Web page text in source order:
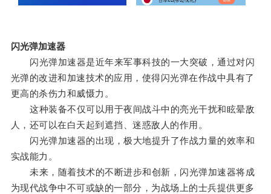
闪光弹加速器
闪光弹加速器是近年来军事科技的一大突破，通过对闪
光弹的改进和加速技术的应用，使得闪光弹在作战中具有了
更高的杀伤力和威慑力。
这种装备不仅可以用于夜间战斗中的亮光干扰和眩晕敌
人，还可以在白天起到遮挡、迷惑敌人的作用。
闪光弹加速器的出现，极大地提升了作战力量的效率和
实战能力。
未来，随着技术的不断进步和创新，闪光弹加速器将成
为现代战争中不可或缺的一部分，为战场上的士兵提供更多